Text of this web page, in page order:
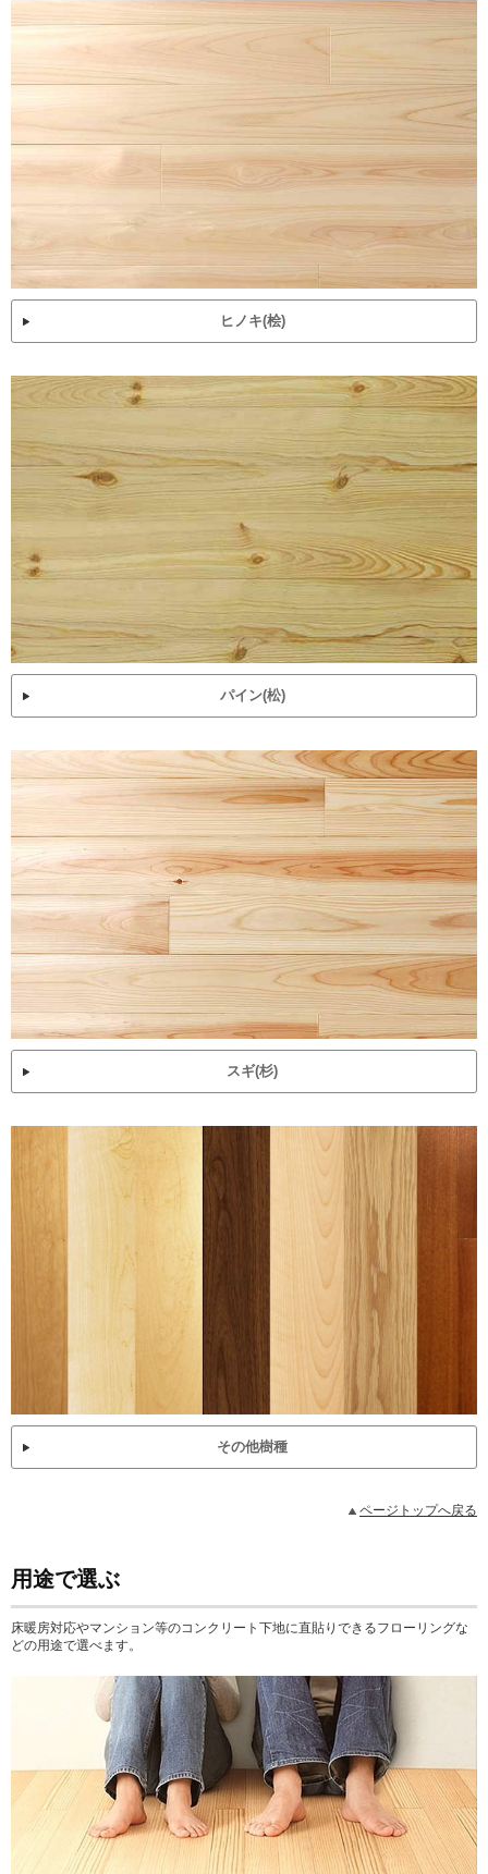
ヒノキ(桧)
パイン(松)
スギ(杉)
その他樹種
ページトップへ戻る
用途で選ぶ
床暖房対応やマンション等のコンクリート下地に直貼りできるフローリングな
どの用途で選べます。